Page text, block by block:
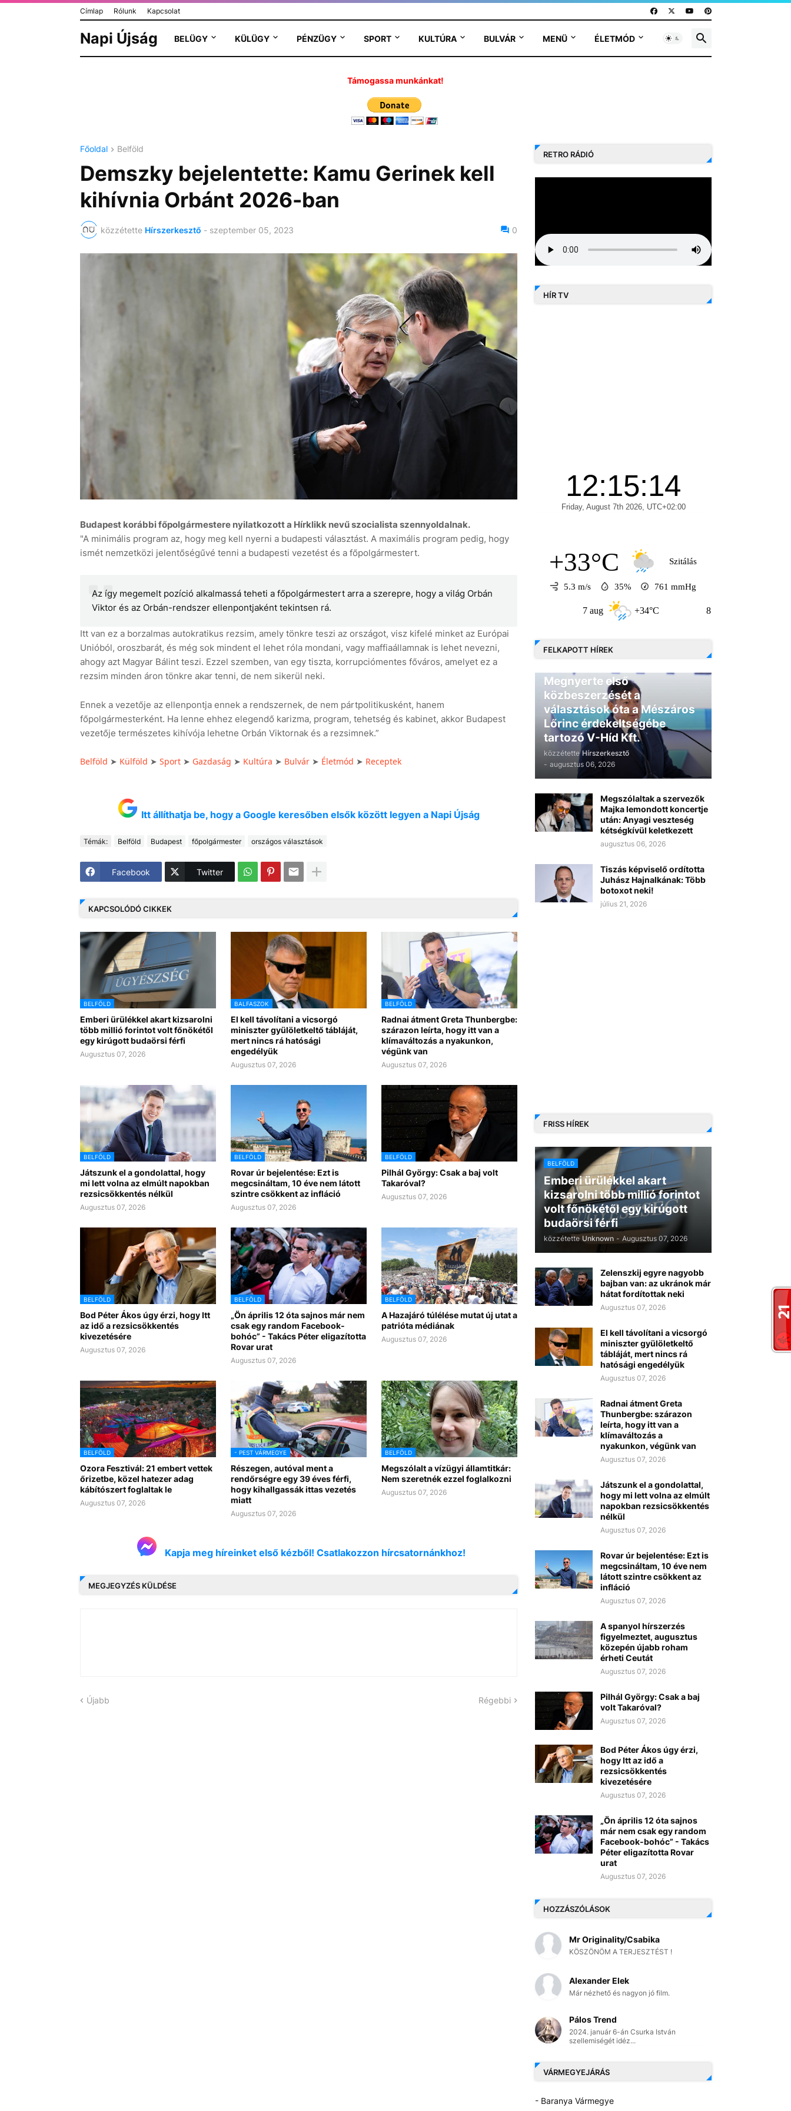
Címlap Rólunk Kapcsolat
Napi Újság BELÜGY KÜLÜGY PÉNZÜGY SPORT KULTÚRA BULVÁR MENÜ ÉLETMÓD
Támogassa munkánkat!
Főoldal Belföld
Demszky bejelentette: Kamu Gerinek kell
kihívnia Orbánt 2026-ban
közzétette Hírszerkesztő - szeptember 05, 2023 0
Budapest korábbi főpolgármestere nyilatkozott a Hírklikk nevű szocialista szennyoldalnak.
"A minimális program az, hogy meg kell nyerni a budapesti választást. A maximális program pedig, hogy
ismét nemzetközi jelentőségűvé tenni a budapesti vezetést és a főpolgármestert.
Az így megemelt pozíció alkalmassá teheti a főpolgármestert arra a szerepre, hogy a világ Orbán
Viktor és az Orbán-rendszer ellenpontjaként tekintsen rá.
Itt van ez a borzalmas autokratikus rezsim, amely tönkre teszi az országot, visz kifelé minket az Európai
Unióból, oroszbarát, és még sok mindent el lehet róla mondani, vagy maffiaállamnak is lehet nevezni,
ahogy azt Magyar Bálint teszi. Ezzel szemben, van egy tiszta, korrupciómentes főváros, amelyet ez a
rezsim minden áron tönkre akar tenni, de nem sikerül neki.
Ennek a vezetője az ellenpontja ennek a rendszernek, de nem pártpolitikusként, hanem
főpolgármesterként. Ha lenne ehhez elegendő karizma, program, tehetség és kabinet, akkor Budapest
vezetője természetes kihívója lehetne Orbán Viktornak és a rezsimnek.”
Belföld ➤ Külföld ➤ Sport➤ Gazdaság ➤ Kultúra ➤ Bulvár➤ Életmód ➤ Receptek
Itt állíthatja be, hogy a Google keresőben elsők között legyen a Napi Újság
Témák: Belföld Budapest főpolgármester országos választások
Facebook Twitter
KAPCSOLÓDÓ CIKKEK
BELFÖLD
Emberi ürülékkel akart kizsarolni
több millió forintot volt főnökétől
egy kirúgott budaörsi férfi
Augusztus 07, 2026
BALFASZOK
El kell távolítani a vicsorgó
miniszter gyülöletkeltő tábláját,
mert nincs rá hatósági
engedélyük
Augusztus 07, 2026
BELFÖLD
Radnai átment Greta Thunbergbe:
szárazon leírta, hogy itt van a
klímaváltozás a nyakunkon,
végünk van
Augusztus 07, 2026
BELFÖLD
Játszunk el a gondolattal, hogy
mi lett volna az elmúlt napokban
rezsicsökkentés nélkül
Augusztus 07, 2026
BELFÖLD
Rovar úr bejelentése: Ezt is
megcsináltam, 10 éve nem látott
szintre csökkent az infláció
Augusztus 07, 2026
BELFÖLD
Pilhál György: Csak a baj volt
Takaróval?
Augusztus 07, 2026
BELFÖLD
Bod Péter Ákos úgy érzi, hogy Itt
az idő a rezsicsökkentés
kivezetésére
Augusztus 07, 2026
BELFÖLD
„Ön április 12 óta sajnos már nem
csak egy random Facebook-
bohóc” - Takács Péter eligazította
Rovar urat
Augusztus 07, 2026
BELFÖLD
A Hazajáró túlélése mutat új utat a
patrióta médiának
Augusztus 07, 2026
BELFÖLD
Ozora Fesztivál: 21 embert vettek
őrizetbe, közel hatezer adag
kábítószert foglaltak le
Augusztus 07, 2026
- PEST VÁRMEGYE
Részegen, autóval ment a
rendőrségre egy 39 éves férfi,
hogy kihallgassák ittas vezetés
miatt
Augusztus 07, 2026
BELFÖLD
Megszólalt a vízügyi államtitkár:
Nem szeretnék ezzel foglalkozni
Augusztus 07, 2026
Kapja meg híreinket első kézből! Csatlakozzon hírcsatornánkhoz!
MEGJEGYZÉS KÜLDÉSE
Újabb Régebbi
RETRO RÁDIÓ
HÍR TV
+33°C Szitálás
5.3 m/s 35% 761 mmHg
+34°C
FELKAPOTT HÍREK
Megnyerte első
közbeszerzését a
választások óta a Mészáros
Lőrinc érdekeltségébe
tartozó V-Híd Kft.
közzétette Hírszerkesztő
- augusztus 06, 2026
Megszólaltak a szervezők
Majka lemondott koncertje
után: Anyagi veszteség
kétségkívül keletkezett
augusztus 06, 2026
Tiszás képviselő ordította
Juhász Hajnalkának: Több
botoxot neki!
július 21, 2026
FRISS HÍREK
BELFÖLD
Emberi ürülékkel akart
kizsarolni több millió forintot
volt főnökétől egy kirúgott
budaörsi férfi
közzétette Unknown - Augusztus 07, 2026
Zelenszkij egyre nagyobb
bajban van: az ukránok már
hátat fordítottak neki
Augusztus 07, 2026
El kell távolítani a vicsorgó
miniszter gyülöletkeltő
tábláját, mert nincs rá
hatósági engedélyük
Augusztus 07, 2026
Radnai átment Greta
Thunbergbe: szárazon
leírta, hogy itt van a
klímaváltozás a
nyakunkon, végünk van
Augusztus 07, 2026
Játszunk el a gondolattal,
hogy mi lett volna az elmúlt
napokban rezsicsökkentés
nélkül
Augusztus 07, 2026
Rovar úr bejelentése: Ezt is
megcsináltam, 10 éve nem
látott szintre csökkent az
infláció
Augusztus 07, 2026
A spanyol hírszerzés
figyelmeztet, augusztus
közepén újabb roham
érheti Ceutát
Augusztus 07, 2026
Pilhál György: Csak a baj
volt Takaróval?
Augusztus 07, 2026
Bod Péter Ákos úgy érzi,
hogy Itt az idő a
rezsicsökkentés
kivezetésére
Augusztus 07, 2026
„Ön április 12 óta sajnos
már nem csak egy random
Facebook-bohóc” - Takács
Péter eligazította Rovar
urat
Augusztus 07, 2026
HOZZÁSZÓLÁSOK
Mr Originality/Csabika
KÖSZÖNÖM A TERJESZTÉST !
Alexander Elek
Már nézhető és nagyon jó film.
Pálos Trend
2024. január 6-án Csurka István
szellemiségét idéz...
VÁRMEGYEJÁRÁS
- Baranya Vármegye